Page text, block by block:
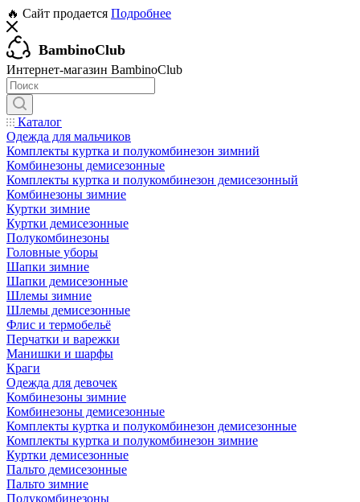
🔥 Сайт продается Подробнее
BambinoClub
Интернет-магазин BambinoClub
Каталог
Одежда для мальчиков
Комплекты куртка и полукомбинезон зимний
Комбинезоны демисезонные
Комплекты куртка и полукомбинезон демисезонный
Комбинезоны зимние
Куртки зимние
Куртки демисезонные
Полукомбинезоны
Головные уборы
Шапки зимние
Шапки демисезонные
Шлемы зимние
Шлемы демисезонные
Флис и термобельё
Перчатки и варежки
Манишки и шарфы
Краги
Одежда для девочек
Комбинезоны зимние
Комбинезоны демисезонные
Комплекты куртка и полукомбинезон демисезонные
Комплекты куртка и полукомбинезон зимние
Куртки демисезонные
Пальто демисезонные
Пальто зимние
Полукомбинезоны